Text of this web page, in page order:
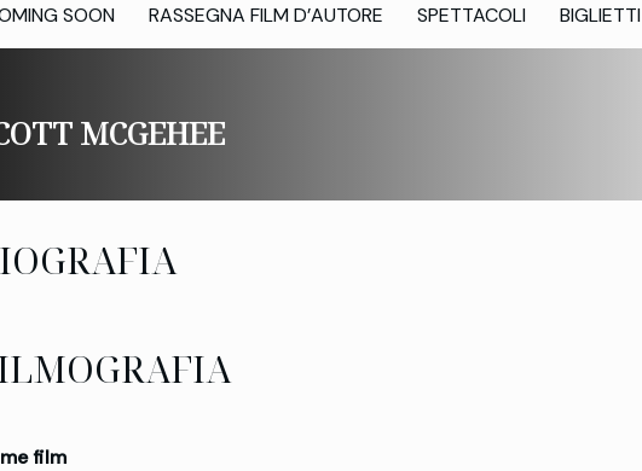
SOON RASSEGNA FILM D’AUTORE SPETTACOLI BIGLIETTI
MCGEHEE
film